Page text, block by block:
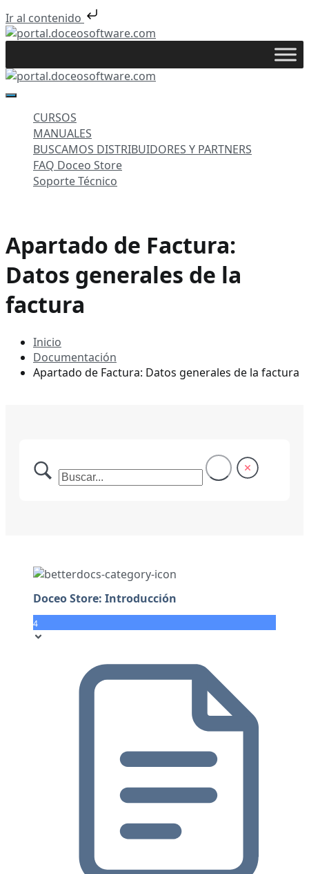
Ir al contenido
Saltar
portal.doceosoftware.com
CURSOS
MANUALES
BUSCAMOS DISTRIBUIDORES Y PARTNERS
FAQ Doceo Store
Soporte Técnico
Apartado de Factura:
Datos generales de la
factura
Inicio
Documentación
Apartado de Factura: Datos generales de la factura
Doceo Store: Introducción
4